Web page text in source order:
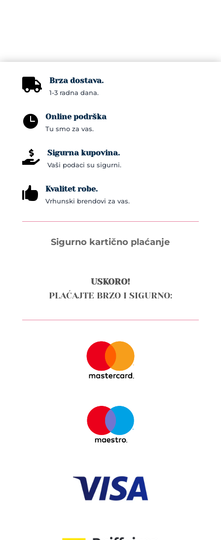
 Brza dostava.
1-3 radna dana.
 Online podrška
Tu smo za vas.
 Sigurna kupovina.
Vaši podaci su sigurni.
 Kvalitet robe.
Vrhunski brendovi za vas.
Sigurno kartično plaćanje
USKORO!
PLAĆAJTE BRZO I SIGURNO: